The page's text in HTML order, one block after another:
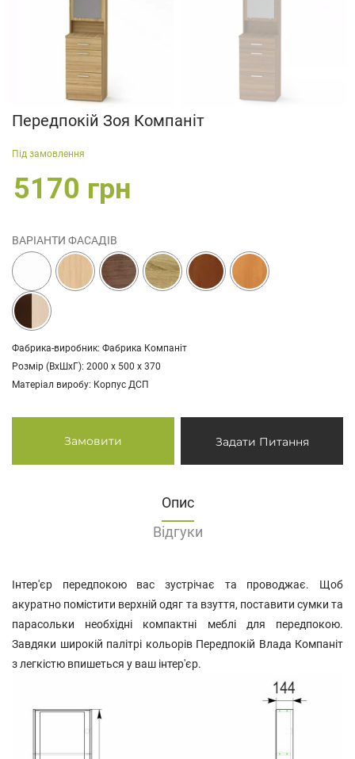
Передпокій Зоя Компаніт
Під замовлення
5170 грн
ВАРІАНТИ ФАСАДІВ
Фабрика-виробник: Фабрика Компаніт
Розмір (ВхШхГ): 2000 х 500 х 370
Матеріал виробу: Корпус ДСП
Замовити Задати Питання
Опис
Відгуки
Інтер'єр передпокою вас зустрічає та проводжає. Щоб
акуратно помістити верхній одяг та взуття, поставити сумки та
парасольки необхідні компактні меблі для передпокою.
Завдяки широкій палітрі кольорів Передпокій Влада Компаніт
з легкістю впишеться у ваш інтер'єр.